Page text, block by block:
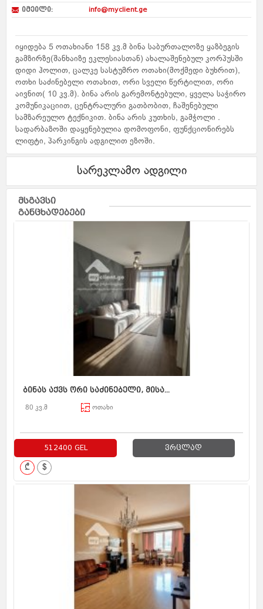
იმეილი:
info@myclient.ge
იყიდება 5 ოთახიანი 158 კვ.მ ბინა საბურთალოზე ყაზბეგის
გამზირზე(შანხაიზე ეკლესიასთან) ახალაშენებულ კორპუსში
დიდი ჰოლით, ცალკე სასტუმრო ოთახი(მოქმედი ბუხრით),
ოთხი საძინებელი ოთახით, ორი სველი წერტილით, ორი
აივნით( 10 კვ.მ). ბინა არის გარემონტებული, ყველა საჭირო
კომუნიკაციით, ცენტრალური გათბობით, ჩაშენებული
სამზარეულო ტექნიკით. ბინა არის კუთხის, გამჭოლი .
სადარბაზოში დაყენებულია დომოფონი, ფუნქციონირებს
ლიფტი, პარკინგის ადგილით ეზოში.
სარეკლამო ადგილი
მსგავსი
განცხადებები
ბინას აქვს ორი საძინებელი, მისა...
80 კვ.მ ოთახი
512400 GEL ვრცლად
₾ $